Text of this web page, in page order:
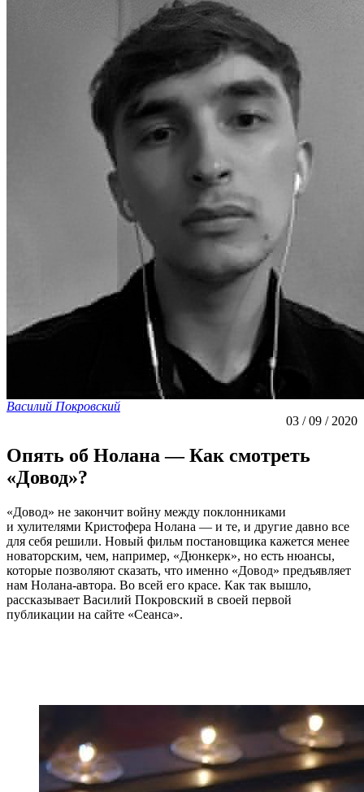
Василий Покровский
03 / 09 / 2020
Опять об Нолана — Как смотреть
«Довод»?
«Довод» не закончит войну между поклонниками
и хулителями Кристофера Нолана — и те, и другие давно все
для себя решили. Новый фильм постановщика кажется менее
новаторским, чем, например, «Дюнкерк», но есть нюансы,
которые позволяют сказать, что именно «Довод» предъявляет
нам Нолана-автора. Во всей его красе. Как так вышло,
рассказывает Василий Покровский в своей первой
публикации на сайте «Сеанса».